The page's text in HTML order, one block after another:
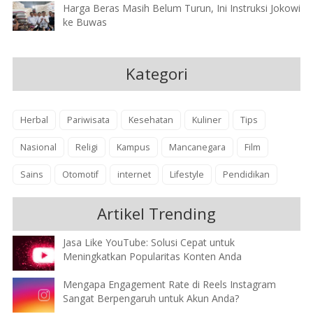
Harga Beras Masih Belum Turun, Ini Instruksi Jokowi
ke Buwas
Kategori
Herbal Pariwisata Kesehatan Kuliner Tips
Nasional Religi Kampus Mancanegara Film
Sains Otomotif internet Lifestyle Pendidikan
Artikel Trending
Jasa Like YouTube: Solusi Cepat untuk
Meningkatkan Popularitas Konten Anda
Mengapa Engagement Rate di Reels Instagram
Sangat Berpengaruh untuk Akun Anda?